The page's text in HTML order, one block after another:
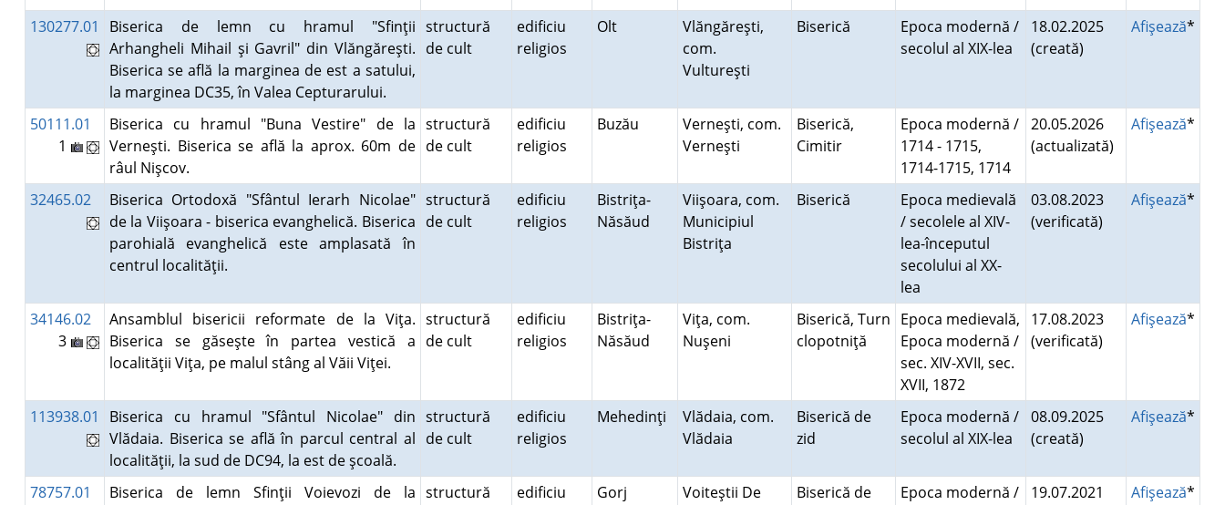
130277.01
Biserica de lemn cu hramul "Sfinţii
Arhangheli Mihail şi Gavril" din Vlăngăreşti.
Biserica se află la marginea de est a satului,
la marginea DC35, în Valea Cepturarului.
structură
de cult
edificiu
religios
Olt
Vlăngăreşti,
com.
Vultureşti
Biserică
Epoca modernă /
secolul al XIX-lea
18.02.2025
(creată)
Afişează*
50111.01
1
Biserica cu hramul "Buna Vestire" de la
Verneşti. Biserica se află la aprox. 60m de
râul Nişcov.
structură
de cult
edificiu
religios
Buzău
Verneşti, com.
Verneşti
Biserică,
Cimitir
Epoca modernă /
1714 - 1715,
1714-1715, 1714
20.05.2026
(actualizată)
Afişează*
32465.02
Biserica Ortodoxă "Sfântul Ierarh Nicolae"
de la Viişoara - biserica evanghelică. Biserica
parohială evanghelică este amplasată în
centrul localităţii.
structură
de cult
edificiu
religios
Bistriţa-
Năsăud
Viişoara, com.
Municipiul
Bistriţa
Biserică
Epoca medievală
/ secolele al XIV-
lea-începutul
secolului al XX-
lea
03.08.2023
(verificată)
Afişează*
34146.02
3
Ansamblul bisericii reformate de la Viţa.
Biserica se găseşte în partea vestică a
localităţii Viţa, pe malul stâng al Văii Viţei.
structură
de cult
edificiu
religios
Bistriţa-
Năsăud
Viţa, com.
Nuşeni
Biserică, Turn
clopotniţă
Epoca medievală,
Epoca modernă /
sec. XIV-XVII, sec.
XVII, 1872
17.08.2023
(verificată)
Afişează*
113938.01
Biserica cu hramul "Sfântul Nicolae" din
Vlădaia. Biserica se află în parcul central al
localităţii, la sud de DC94, la est de şcoală.
structură
de cult
edificiu
religios
Mehedinţi
Vlădaia, com.
Vlădaia
Biserică de
zid
Epoca modernă /
secolul al XIX-lea
08.09.2025
(creată)
Afişează*
78757.01
Biserica de lemn Sfinţii Voievozi de la structură
edificiu
Gorj
Voiteştii De
Biserică de
Epoca modernă /
19.07.2021
Afişează*